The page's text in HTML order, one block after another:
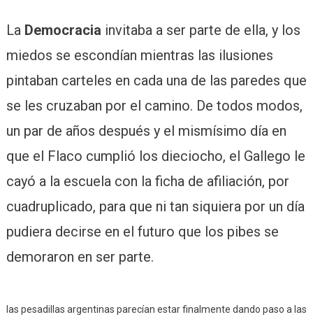
La Democracia invitaba a ser parte de ella, y los
miedos se escondían mientras las ilusiones
pintaban carteles en cada una de las paredes que
se les cruzaban por el camino. De todos modos,
un par de años después y el mismísimo día en
que el Flaco cumplió los dieciocho, el Gallego le
cayó a la escuela con la ficha de afiliación, por
cuadruplicado, para que ni tan siquiera por un día
pudiera decirse en el futuro que los pibes se
demoraron en ser parte.
las pesadillas argentinas parecían estar finalmente dando paso a las